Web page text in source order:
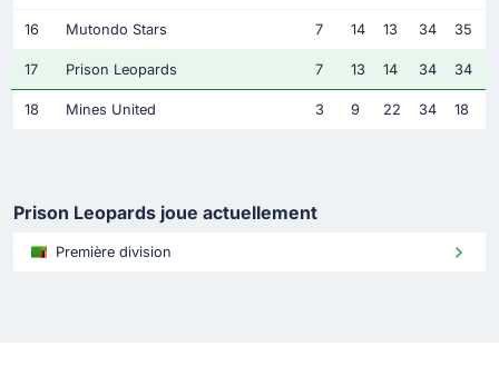
16 Mutondo Stars 7 14 13 34 35
17 Prison Leopards 7 13 14 34 34
18 Mines United 3 9 22 34 18
Prison Leopards joue actuellement
Première division